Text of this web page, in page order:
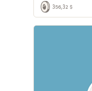
356,32 $